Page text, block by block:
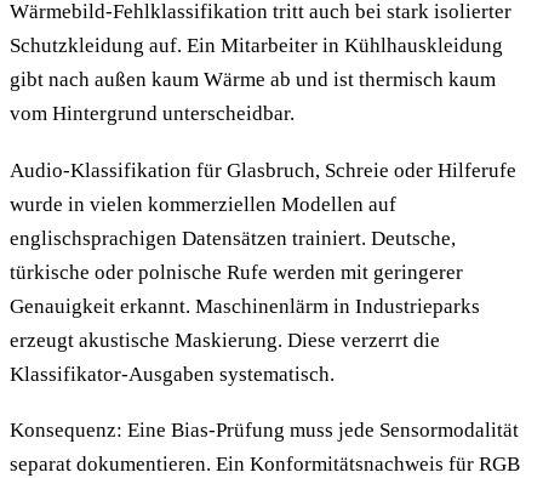
Wärmebild-Fehlklassifikation tritt auch bei stark isolierter
Schutzkleidung auf. Ein Mitarbeiter in Kühlhauskleidung
gibt nach außen kaum Wärme ab und ist thermisch kaum
vom Hintergrund unterscheidbar.
Audio-Klassifikation für Glasbruch, Schreie oder Hilferufe
wurde in vielen kommerziellen Modellen auf
englischsprachigen Datensätzen trainiert. Deutsche,
türkische oder polnische Rufe werden mit geringerer
Genauigkeit erkannt. Maschinenlärm in Industrieparks
erzeugt akustische Maskierung. Diese verzerrt die
Klassifikator-Ausgaben systematisch.
Konsequenz: Eine Bias-Prüfung muss jede Sensormodalität
separat dokumentieren. Ein Konformitätsnachweis für RGB